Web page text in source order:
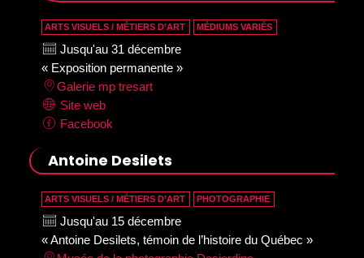
ARTS VISUELS / MÉTIERS D’ART MÉDIUMS VARIÉS
Jusqu'au 31 décembre
« Exposition permanente »
Galerie mp tresart
Site web
Facebook
Antoine Desilets
ARTS VISUELS / MÉTIERS D’ART PHOTOGRAPHIE
Jusqu'au 15 décembre
« Antoine Desilets, témoin de l’histoire du Québec »